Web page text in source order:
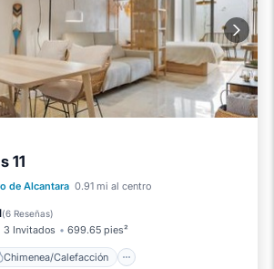
11
de Alcantara 0.91 mi al centro
(6 Reseñas)
3 Invitados 699.65 pies²
Chimenea/Calefacción
mar
Chimenea/Calefacción